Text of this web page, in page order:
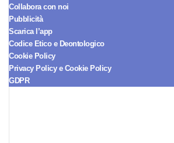
Collabora con noi
Pubblicità
Scarica l’app
Codice Etico e Deontologico
Cookie Policy
Privacy Policy e Cookie Policy
GDPR
cache="public"